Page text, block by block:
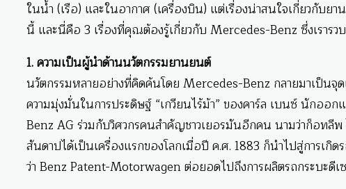
ในน้ำ (เรือ) และในอากาศ (เครื่องบิน) แต่เรื่องน่าสนใจเกี่ยวกับ
นี้ และนี่คือ 3 เรื่องที่คุณต้องรู้เกี่ยวกับ Mercedes-Benz ซึ่งเราร
1. ความเป็นผู้นำด้านนวัตกรรมยานยนต์
นวัตกรรมหลายอย่างที่คิดค้นโดย Mercedes-Benz กลายมาเป็น
ความมุ่งมั่นในการประดิษฐ์ “เกวียนไร้ม้า” ของคาร์ล เบนซ์ นักอ
Benz AG ร่วมกับวิศวกรคนสำคัญชาวเยอรมันอีกคน นามว่าก็อทลีพ
สันดาปได้เป็นเครื่องแรกของโลกเมื่อปี ค.ศ. 1883 ก็นำไปสู่การเ
ว่า Benz Patent-Motorwagen ต่อยอดไปถึงการผลิตรถกระบะดี